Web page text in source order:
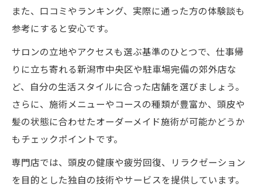
また、口コミやランキング、実際に通った方の体験談も
参考にすると安心です。
サロンの立地やアクセスも選ぶ基準のひとつで、仕事帰
りに立ち寄れる新潟市中央区や駐車場完備の郊外店な
ど、自分の生活スタイルに合った店舗を選びましょう。
さらに、施術メニューやコースの種類が豊富か、頭皮や
髪の状態に合わせたオーダーメイド施術が可能かどうか
もチェックポイントです。
専門店では、頭皮の健康や疲労回復、リラクゼーション
を目的とした独自の技術やサービスを提供しています。